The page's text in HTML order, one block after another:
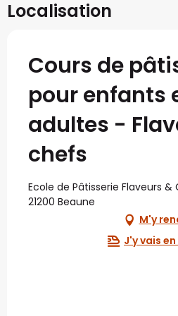
Localisation
Cours de
pour enfants
adultes -
chefs
Ecole de Pâtisserie Flaveurs &
21200 Beaune
M'y
J'y vais